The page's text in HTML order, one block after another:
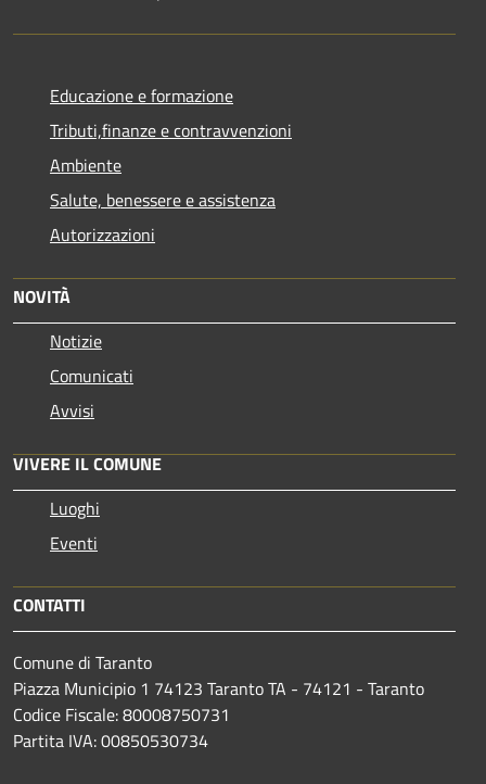
Educazione e formazione
Tributi,finanze e contravvenzioni
Ambiente
Salute, benessere e assistenza
Autorizzazioni
NOVITÀ
Notizie
Comunicati
Avvisi
VIVERE IL COMUNE
Luoghi
Eventi
CONTATTI
Comune di Taranto
Piazza Municipio 1 74123 Taranto TA - 74121 - Taranto
Codice Fiscale: 80008750731
Partita IVA: 00850530734